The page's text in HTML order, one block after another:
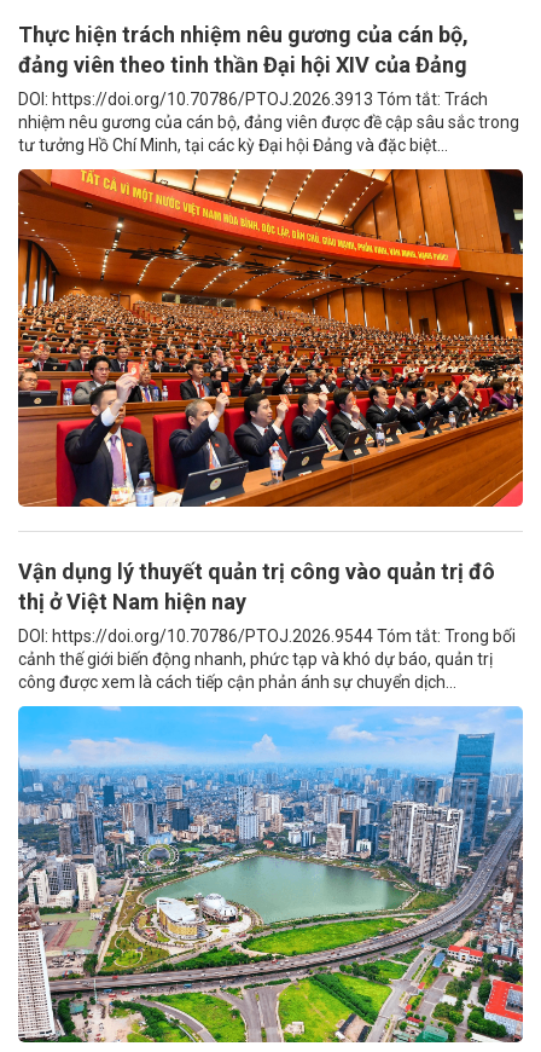
Thực hiện trách nhiệm nêu gương của cán bộ,
đảng viên theo tinh thần Đại hội XIV của Đảng
DOI: https://doi.org/10.70786/PTOJ.2026.3913 Tóm tắt: Trách
nhiệm nêu gương của cán bộ, đảng viên được đề cập sâu sắc trong
tư tưởng Hồ Chí Minh, tại các kỳ Đại hội Đảng và đặc biệt...
Vận dụng lý thuyết quản trị công vào quản trị đô
thị ở Việt Nam hiện nay
DOI: https://doi.org/10.70786/PTOJ.2026.9544 Tóm tắt: Trong bối
cảnh thế giới biến động nhanh, phức tạp và khó dự báo, quản trị
công được xem là cách tiếp cận phản ánh sự chuyển dịch...